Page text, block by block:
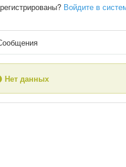
Войдите в
Нет данных